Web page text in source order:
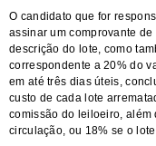
O candidato que for
assinar um comprovante
descrição do lote, como
correspondente a 20% do
em até três dias úteis,
custo de cada lote
comissão do leiloeiro, além
circulação, ou 18% se o